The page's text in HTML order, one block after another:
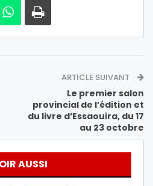
ARTICLE SUIVANT
Le premier salon
provincial de l’édition et
du livre d’Essaouira, du 17
au 23 octobre
AUSSI